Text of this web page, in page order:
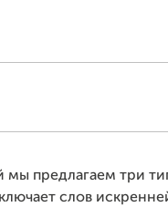
мы предлагаем три
слов